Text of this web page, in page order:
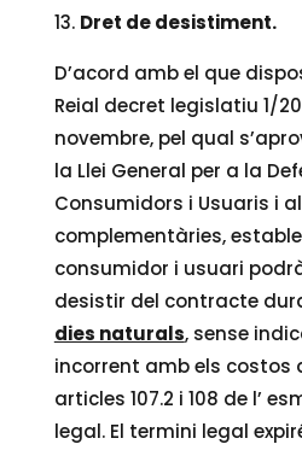
Dret de desistiment.
D’acord amb el que
Reial decret legislatiu 1/
novembre, pel qual
la Llei General per a la
Consumidors i Usuaris i
complementàries,
consumidor i usuari
desistir del contracte
dies naturals, sense
incorrent amb els costos
articles 107.2 i 108 de l’
legal. El termini legal